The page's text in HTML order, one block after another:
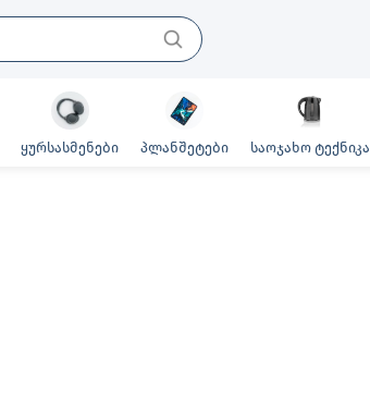
ყურსასმენები პლანშეტები საოჯახო ტექნიკა